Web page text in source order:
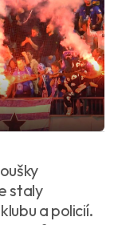
staly
a policií.